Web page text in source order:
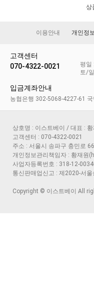
상
이용안내 개인정
고객센터
070-4322-0021
평일
토/
입금계좌안내
농협은행 302-5068-4227-61
상호명 : 이스트베이 / 대표 : 황
고객센터 : 070-4322-0021
주소 : 서울시 송파구 충민로
개인정보관리책임자 : 황재원
사업자등록번호 : 318-12-
통신판매업신고 : 제2020-서
Copyright © 이스트베이 All